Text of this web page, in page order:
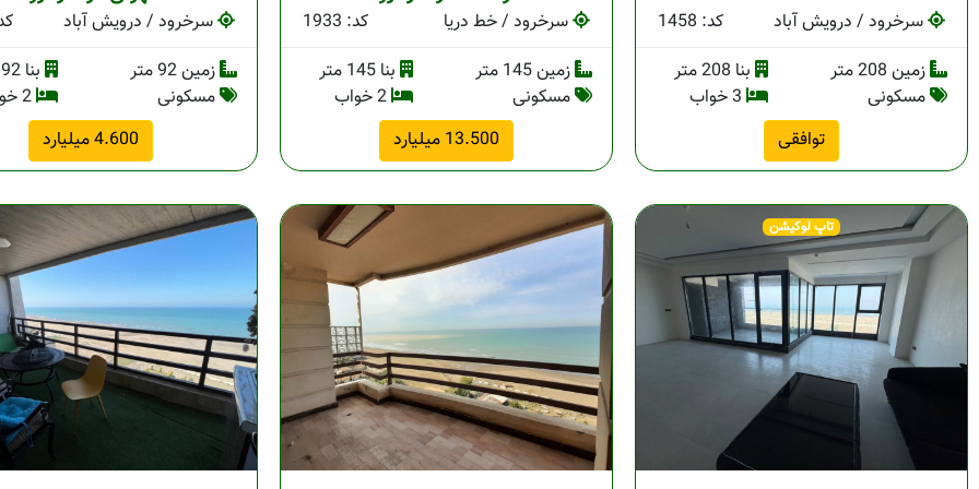
سرخرود / درویش آباد
کد: 1458
زمین 208 متر
بنا 208 متر
مسکونی
3 خواب
توافقی
سرخرود / خط دریا
کد: 1933
زمین 145 متر
بنا 145 متر
مسکونی
2 خواب
13.500 میلیارد
سرخرود / درویش آباد
زمین 92 متر
بنا 92 متر
مسکونی
2 خواب
4.600 میلیارد
تاپ لوکیشن